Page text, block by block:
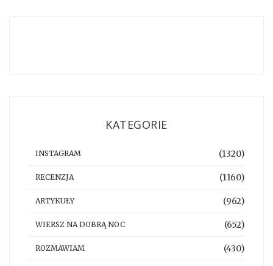
KATEGORIE
INSTAGRAM (1320)
RECENZJA (1160)
ARTYKUŁY (962)
WIERSZ NA DOBRĄ NOC (652)
ROZMAWIAM (430)